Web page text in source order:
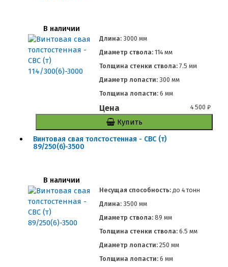
В наличии
Длина:3000 мм
Диаметр ствола:114 мм
Толщина стенки ствола:7.5 мм
Диаметр лопасти:300 мм
Толщина лопасти:6 мм
Цена 4 500₽
Купить
Винтовая свая толстостенная - СВС (т)
89/250(6)-3500
В наличии
Несущая способность: до 4 тонн
Длина:3500 мм
Диаметр ствола:89 мм
Толщина стенки ствола:6.5 мм
Диаметр лопасти:250 мм
Толщина лопасти:6 мм